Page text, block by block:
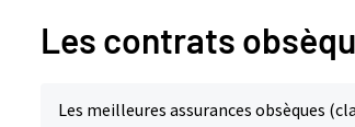
Les contrats
Les meilleures assurances obsèques